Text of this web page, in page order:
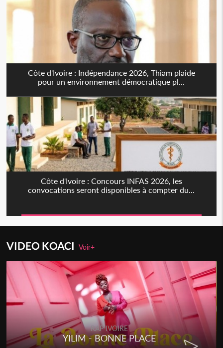
Côte d'Ivoire : Indépendance 2026, Thiam plaide
pour un environnement démocratique pl...
Côte d'Ivoire : Concours INFAS 2026, les
convocations seront disponibles à compter du...
VIDEO KOACIVoir+
RAP IVOIRE
YILIM - BONNE PLACE